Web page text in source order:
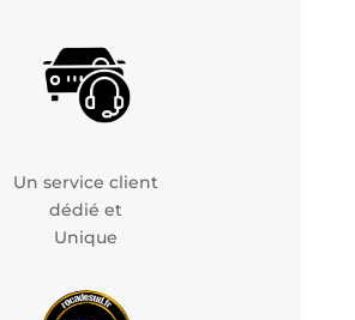
Un service client
dédié et
Unique